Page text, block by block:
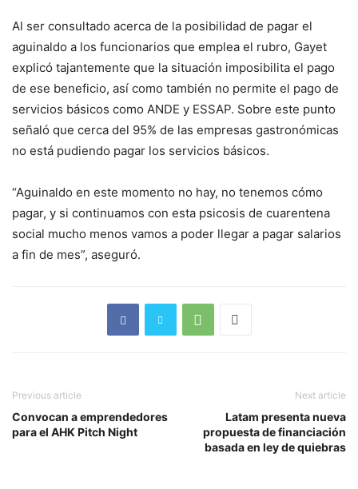
Al ser consultado acerca de la posibilidad de pagar el
aguinaldo a los funcionarios que emplea el rubro, Gayet
explicó tajantemente que la situación imposibilita el pago
de ese beneficio, así como también no permite el pago de
servicios básicos como ANDE y ESSAP. Sobre este punto
señaló que cerca del 95% de las empresas gastronómicas
no está pudiendo pagar los servicios básicos.
“Aguinaldo en este momento no hay, no tenemos cómo
pagar, y si continuamos con esta psicosis de cuarentena
social mucho menos vamos a poder llegar a pagar salarios
a fin de mes”, aseguró.
Previous article
Convocan a emprendedores
para el AHK Pitch Night
Next article
Latam presenta nueva
propuesta de financiación
basada en ley de quiebras